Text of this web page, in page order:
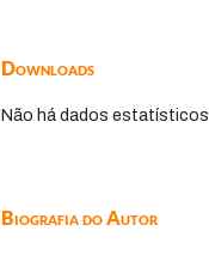
Downloads
Não há dados estatísticos.
Biografia do Autor